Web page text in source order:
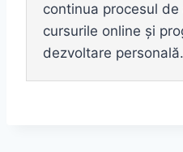
continua procesul
cursurile online și
dezvoltare personală.